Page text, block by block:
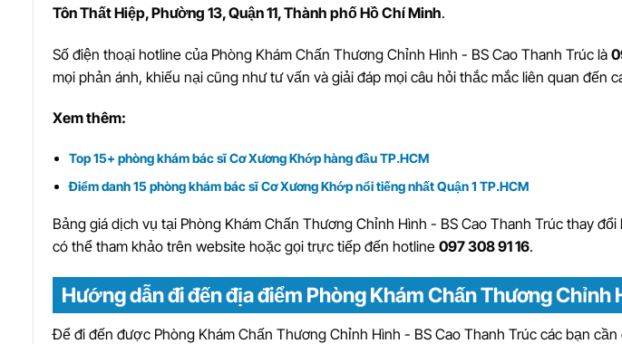
Tôn Thất Hiệp, Phường 13, Quận 11, Thành phố Hồ Chí Minh.
Số điện thoại hotline của Phòng Khám Chấn Thương Chỉnh Hình - BS Cao Thanh Trúc là
mọi phản ánh, khiếu nại cũng như tư vấn và giải đáp mọi câu hỏi thắc mắc liên quan đến
Xem thêm:
Top 15+ phòng khám bác sĩ Cơ Xương Khớp hàng đầu TP.HCM
Điểm danh 15 phòng khám bác sĩ Cơ Xương Khớp nổi tiếng nhất Quận 1 TP.HCM
Bảng giá dịch vụ tại Phòng Khám Chấn Thương Chỉnh Hình - BS Cao Thanh Trúc thay
có thể tham khảo trên website hoặc gọi trực tiếp đến hotline 097 308 91 16.
Hướng dẫn đi đến địa điểm Phòng Khám Chấn Thương Chỉnh
Để đi đến được Phòng Khám Chấn Thương Chỉnh Hình - BS Cao Thanh Trúc các bạn